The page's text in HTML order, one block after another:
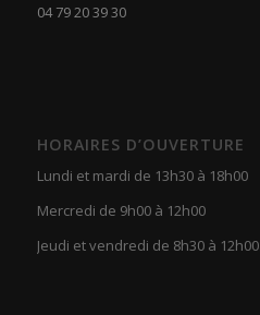
04 79 20 39 30
HORAIRES D’OUVERTURE
Lundi et mardi de 13h30 à 18h00
Mercredi de 9h00 à 12h00
Jeudi et vendredi de 8h30 à 12h00